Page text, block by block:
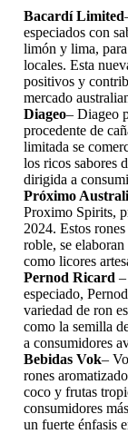
Bacardí Limited
especiados con
limón y lima, para
locales. Esta
positivos y
mercado
Diageo– Diageo
procedente de
limitada se
los ricos sabores
dirigida a
Próximo
Proximo Spirits,
2024. Estos
roble, se
como licores
Pernod Ricard
especiado,
variedad de ron
como la semilla
a consumidores
Bebidas Vok–
rones
coco y frutas
consumidores
un fuerte énfasis